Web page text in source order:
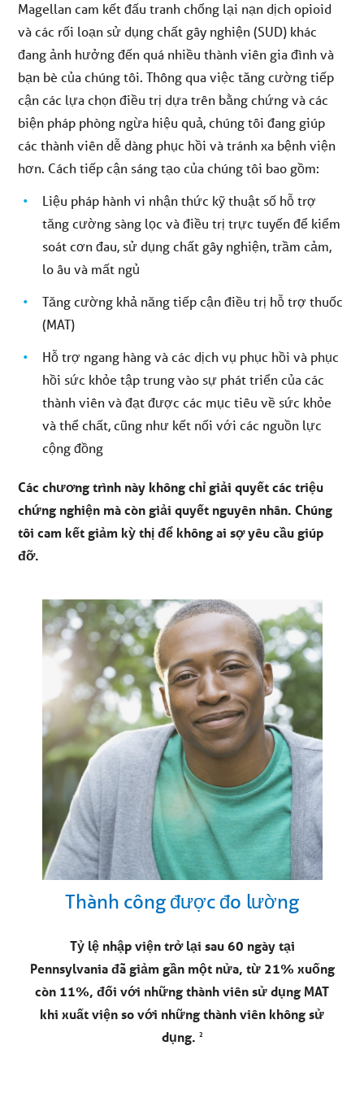
Magellan cam kết đấu tranh chống lại nạn dịch opioid
và các rối loạn sử dụng chất gây nghiện (SUD) khác
đang ảnh hưởng đến quá nhiều thành viên gia đình và
bạn bè của chúng tôi. Thông qua việc tăng cường tiếp
cận các lựa chọn điều trị dựa trên bằng chứng và các
biện pháp phòng ngừa hiệu quả, chúng tôi đang giúp
các thành viên dễ dàng phục hồi và tránh xa bệnh viện
hơn. Cách tiếp cận sáng tạo của chúng tôi bao gồm:
Liệu pháp hành vi nhận thức kỹ thuật số hỗ trợ
tăng cường sàng lọc và điều trị trực tuyến để kiểm
soát cơn đau, sử dụng chất gây nghiện, trầm cảm,
lo âu và mất ngủ
Tăng cường khả năng tiếp cận điều trị hỗ trợ thuốc
(MAT)
Hỗ trợ ngang hàng và các dịch vụ phục hồi và phục
hồi sức khỏe tập trung vào sự phát triển của các
thành viên và đạt được các mục tiêu về sức khỏe
và thể chất, cũng như kết nối với các nguồn lực
cộng đồng
Các chương trình này không chỉ giải quyết các triệu
chứng nghiện mà còn giải quyết nguyên nhân. Chúng
tôi cam kết giảm kỳ thị để không ai sợ yêu cầu giúp
đỡ.
Thành công được đo lường
Tỷ lệ nhập viện trở lại sau 60 ngày tại
Pennsylvania đã giảm gần một nửa, từ 21% xuống
còn 11%, đối với những thành viên sử dụng MAT
khi xuất viện so với những thành viên không sử
dụng. 2